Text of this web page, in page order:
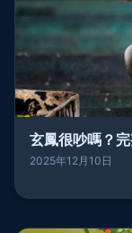
玄鳳很吵嗎？
2025年12月10日